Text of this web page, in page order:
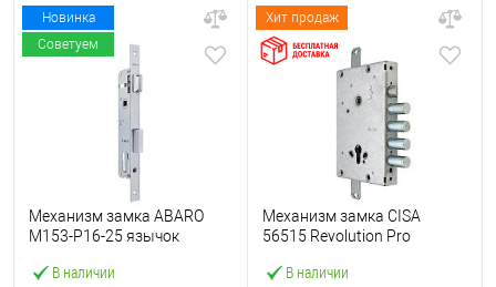
Новинка
Советуем
В наличии
Механизм замка ABARO
M153-P16-25 язычок
никель
Хит продаж
В наличии
Механизм замка CISA
56515 Revolution Pro
блокировкой без торцевой